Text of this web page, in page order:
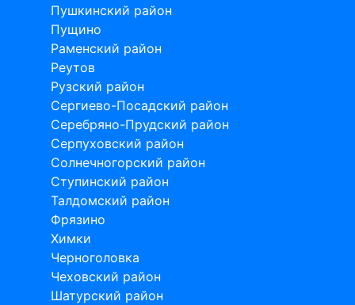
Пушкинский район
Пущино
Раменский район
Реутов
Рузский район
Сергиево-Посадский район
Серебряно-Прудский район
Серпуховский район
Солнечногорский район
Ступинский район
Талдомский район
Фрязино
Химки
Черноголовка
Чеховский район
Шатурский район